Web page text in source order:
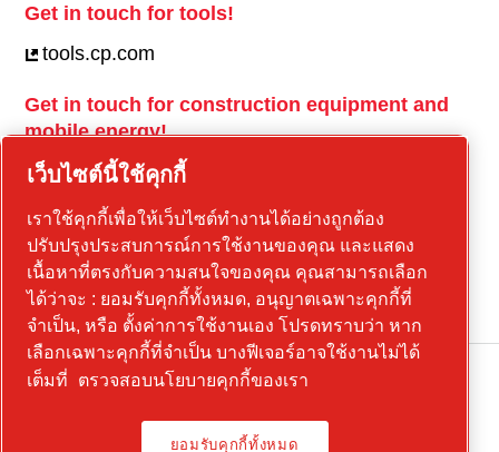
Get in touch for tools!
tools.cp.com
Get in touch for construction equipment and
mobile energy!
power-technique.cp.com
Linkedin
YouTube
Legal Notice, Privacy Policy
เว็บไซต์นี้ใช้คุกกี้
เราใช้คุกกี้เพื่อให้เว็บไซต์ทำงานได้อย่างถูกต้อง
ปรับปรุงประสบการณ์การใช้งานของคุณ และแสดง
เนื้อหาที่ตรงกับความสนใจของคุณ คุณสามารถเลือก
ได้ว่าจะ : ยอมรับคุกกี้ทั้งหมด, อนุญาตเฉพาะคุกกี้ที่
จำเป็น, หรือ ตั้งค่าการใช้งานเอง โปรดทราบว่า หาก
เลือกเฉพาะคุกกี้ที่จำเป็น บางฟีเจอร์อาจใช้งานไม่ได้
เต็มที่
ตรวจสอบนโยบายคุกกี้ของเรา
ยอมรับคุกกี้ทั้งหมด